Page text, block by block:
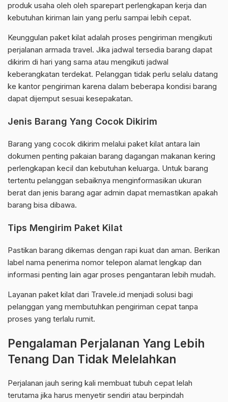
produk usaha oleh oleh sparepart perlengkapan kerja dan
kebutuhan kiriman lain yang perlu sampai lebih cepat.
Keunggulan paket kilat adalah proses pengiriman mengikuti
perjalanan armada travel. Jika jadwal tersedia barang dapat
dikirim di hari yang sama atau mengikuti jadwal
keberangkatan terdekat. Pelanggan tidak perlu selalu datang
ke kantor pengiriman karena dalam beberapa kondisi barang
dapat dijemput sesuai kesepakatan.
Jenis Barang Yang Cocok Dikirim
Barang yang cocok dikirim melalui paket kilat antara lain
dokumen penting pakaian barang dagangan makanan kering
perlengkapan kecil dan kebutuhan keluarga. Untuk barang
tertentu pelanggan sebaiknya menginformasikan ukuran
berat dan jenis barang agar admin dapat memastikan apakah
barang bisa dibawa.
Tips Mengirim Paket Kilat
Pastikan barang dikemas dengan rapi kuat dan aman. Berikan
label nama penerima nomor telepon alamat lengkap dan
informasi penting lain agar proses pengantaran lebih mudah.
Layanan paket kilat dari Travele.id menjadi solusi bagi
pelanggan yang membutuhkan pengiriman cepat tanpa
proses yang terlalu rumit.
Pengalaman Perjalanan Yang Lebih
Tenang Dan Tidak Melelahkan
Perjalanan jauh sering kali membuat tubuh cepat lelah
terutama jika harus menyetir sendiri atau berpindah